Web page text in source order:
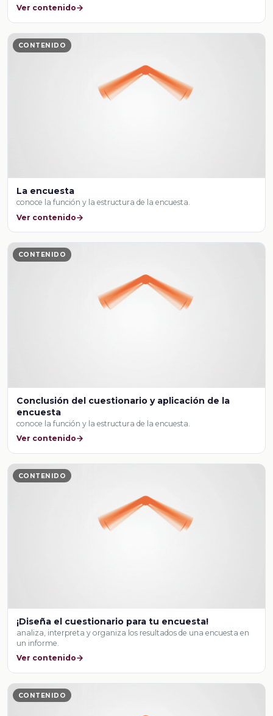
Ver contenido
CONTENIDO
La encuesta
conoce la función y la estructura de la encuesta.
Ver contenido
CONTENIDO
Conclusión del cuestionario y aplicación de la
encuesta
conoce la función y la estructura de la encuesta.
Ver contenido
CONTENIDO
¡Diseña el cuestionario para tu encuesta!
analiza, interpreta y organiza los resultados de una encuesta en
un informe.
Ver contenido
CONTENIDO